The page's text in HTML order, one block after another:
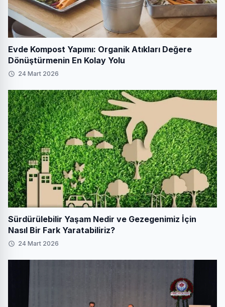
Evde Kompost Yapımı: Organik Atıkları Değere
Dönüştürmenin En Kolay Yolu
24 Mart 2026
Sürdürülebilir Yaşam Nedir ve Gezegenimiz İçin
Nasıl Bir Fark Yaratabiliriz?
24 Mart 2026